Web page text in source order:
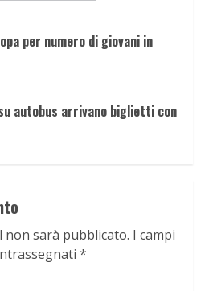
per numero di giovani in
autobus arrivano biglietti con
sarà pubblicato. I campi
*